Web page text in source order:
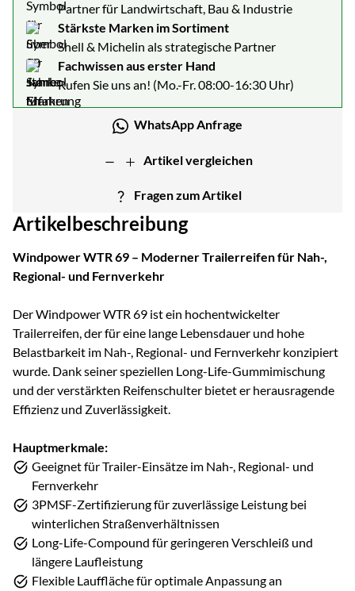
Partner für Landwirtschaft, Bau & Industrie
Stärkste Marken im Sortiment
Shell & Michelin als strategische Partner
Fachwissen aus erster Hand
Rufen Sie uns an! (Mo.-Fr. 08:00-16:30 Uhr)
WhatsApp Anfrage
Artikel vergleichen
Fragen zum Artikel
Artikelbeschreibung
Windpower WTR 69 – Moderner Trailerreifen für Nah-,
Regional- und Fernverkehr
Der Windpower WTR 69 ist ein hochentwickelter
Trailerreifen, der für eine lange Lebensdauer und hohe
Belastbarkeit im Nah-, Regional- und Fernverkehr konzipiert
wurde. Dank seiner speziellen Long-Life-Gummimischung
und der verstärkten Reifenschulter bietet er herausragende
Effizienz und Zuverlässigkeit.
Hauptmerkmale:
Geeignet für Trailer-Einsätze im Nah-, Regional- und
Fernverkehr
3PMSF-Zertifizierung für zuverlässige Leistung bei
winterlichen Straßenverhältnissen
Long-Life-Compound für geringeren Verschleiß und
längere Laufleistung
Flexible Lauffläche für optimale Anpassung an